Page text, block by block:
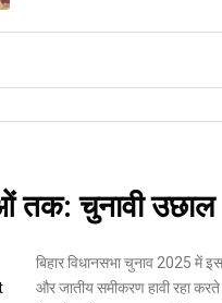
तक: चुनावी उछाल
बिहार विधानसभा चुनाव 2025 में
और जातीय समीकरण हावी रहा